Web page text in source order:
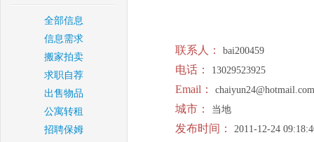
全部信息
信息需求
搬家拍卖
求职自荐
出售物品
公寓转租
招聘保姆
联系人： bai200459
电话： 13029523925
Email： chaiyun24@hotmail.com
城市： 当地
发布时间： 2011-12-24